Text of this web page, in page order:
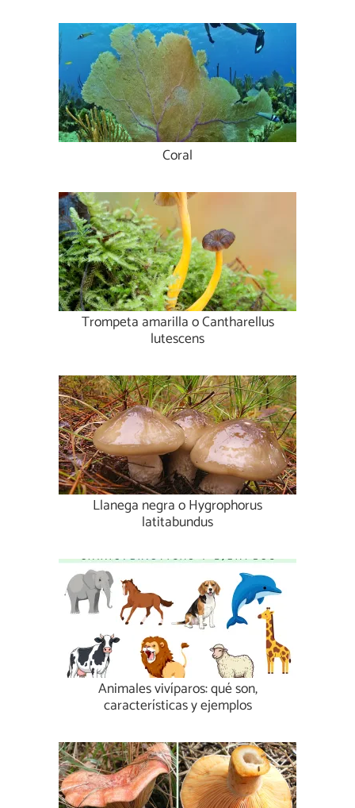
Coral
Trompeta amarilla o Cantharellus
lutescens
Llanega negra o Hygrophorus
latitabundus
Animales vivíparos: qué son,
características y ejemplos